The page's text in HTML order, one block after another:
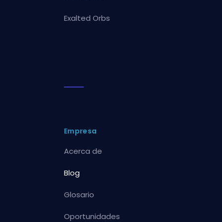
Exalted Orbs
Empresa
Acerca de
Blog
Glosario
Oportunidades